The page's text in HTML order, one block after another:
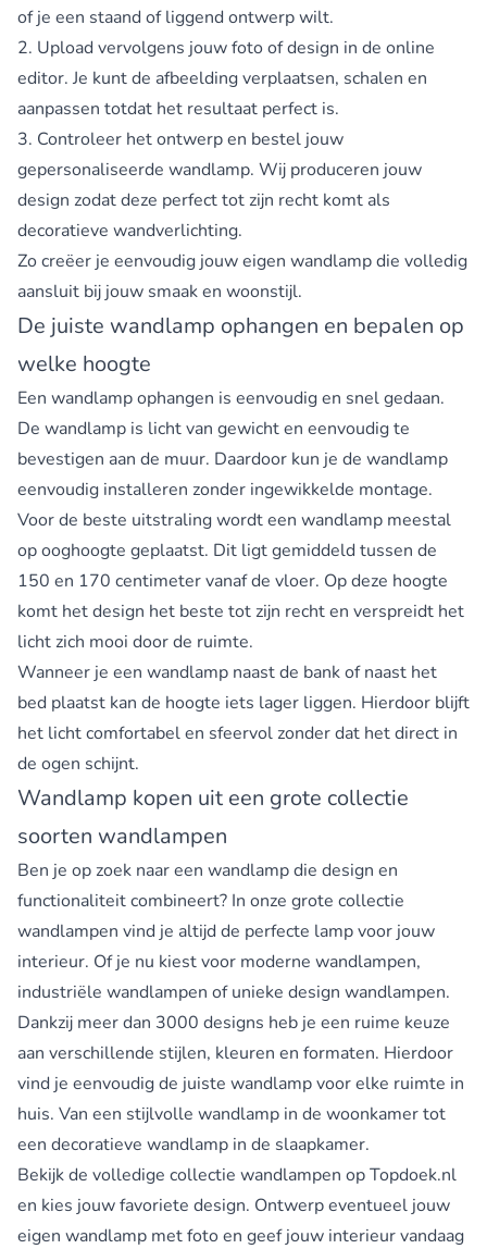
of je een staand of liggend ontwerp wilt.
2. Upload vervolgens jouw foto of design in de online
editor. Je kunt de afbeelding verplaatsen, schalen en
aanpassen totdat het resultaat perfect is.
3. Controleer het ontwerp en bestel jouw
gepersonaliseerde wandlamp. Wij produceren jouw
design zodat deze perfect tot zijn recht komt als
decoratieve wandverlichting.
Zo creëer je eenvoudig jouw eigen wandlamp die volledig
aansluit bij jouw smaak en woonstijl.
De juiste wandlamp ophangen en bepalen op
welke hoogte
Een wandlamp ophangen is eenvoudig en snel gedaan.
De wandlamp is licht van gewicht en eenvoudig te
bevestigen aan de muur. Daardoor kun je de wandlamp
eenvoudig installeren zonder ingewikkelde montage.
Voor de beste uitstraling wordt een wandlamp meestal
op ooghoogte geplaatst. Dit ligt gemiddeld tussen de
150 en 170 centimeter vanaf de vloer. Op deze hoogte
komt het design het beste tot zijn recht en verspreidt het
licht zich mooi door de ruimte.
Wanneer je een wandlamp naast de bank of naast het
bed plaatst kan de hoogte iets lager liggen. Hierdoor blijft
het licht comfortabel en sfeervol zonder dat het direct in
de ogen schijnt.
Wandlamp kopen uit een grote collectie
soorten wandlampen
Ben je op zoek naar een wandlamp die design en
functionaliteit combineert? In onze grote collectie
wandlampen vind je altijd de perfecte lamp voor jouw
interieur. Of je nu kiest voor moderne wandlampen,
industriële wandlampen of unieke design wandlampen.
Dankzij meer dan 3000 designs heb je een ruime keuze
aan verschillende stijlen, kleuren en formaten. Hierdoor
vind je eenvoudig de juiste wandlamp voor elke ruimte in
huis. Van een stijlvolle wandlamp in de woonkamer tot
een decoratieve wandlamp in de slaapkamer.
Bekijk de volledige collectie wandlampen op Topdoek.nl
en kies jouw favoriete design. Ontwerp eventueel jouw
eigen wandlamp met foto en geef jouw interieur vandaag